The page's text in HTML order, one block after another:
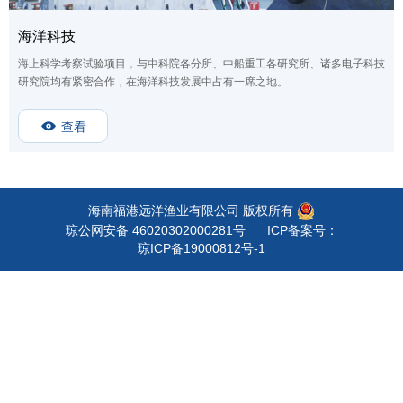
海洋科技
海上科学考察试验项目，与中科院各分所、中船重工各研究所、诸多电子科技
研究院均有紧密合作，在海洋科技发展中占有一席之地。
查看
海南福港远洋渔业有限公司 版权所有
琼公网安备 46020302000281号
ICP备案号：
琼ICP备19000812号-1